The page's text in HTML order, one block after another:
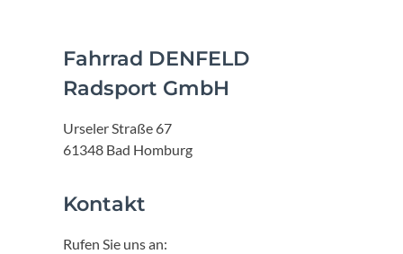
Fahrrad DENFELD
Radsport GmbH
Urseler Straße 67
61348 Bad Homburg
Kontakt
Rufen Sie uns an: